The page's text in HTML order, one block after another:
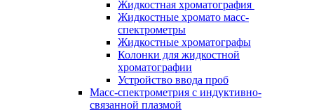
Анализаторы ртути
Элементные анализаторы
Газовая хроматография
Назад
Газовая хроматография
Газовые хромато масс-спектрометры
Газовые хроматографы
Ионные хроматографы
Колонки для газовой хроматографии